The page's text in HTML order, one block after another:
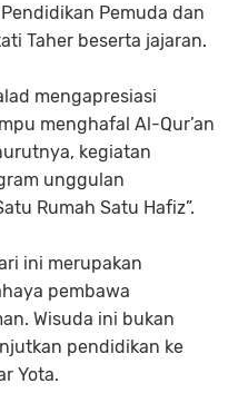
Pemuda dan
Taher beserta jajaran.
mengapresiasi
menghafal Al-Qur’an
kegiatan
unggulan
Rumah Satu Hafiz”.
ini merupakan
pembawa
Wisuda ini bukan
pendidikan ke
Yota.